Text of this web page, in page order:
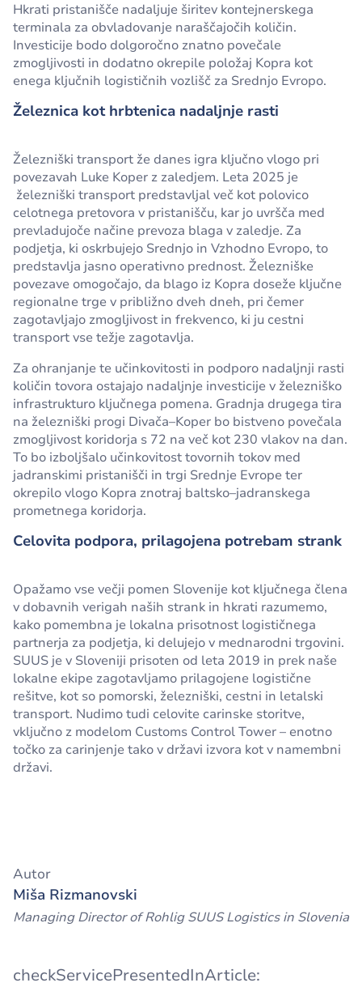
Hkrati pristanišče nadaljuje širitev kontejnerskega
terminala za obvladovanje naraščajočih količin.
Investicije bodo dolgoročno znatno povečale
zmogljivosti in dodatno okrepile položaj Kopra kot
enega ključnih logističnih vozlišč za Srednjo Evropo.
Železnica kot hrbtenica nadaljnje rasti
Železniški transport že danes igra ključno vlogo pri
povezavah Luke Koper z zaledjem. Leta 2025 je
železniški transport predstavljal več kot polovico
celotnega pretovora v pristanišču, kar jo uvršča med
prevladujoče načine prevoza blaga v zaledje. Za
podjetja, ki oskrbujejo Srednjo in Vzhodno Evropo, to
predstavlja jasno operativno prednost. Železniške
povezave omogočajo, da blago iz Kopra doseže ključne
regionalne trge v približno dveh dneh, pri čemer
zagotavljajo zmogljivost in frekvenco, ki ju cestni
transport vse težje zagotavlja.
Za ohranjanje te učinkovitosti in podporo nadaljnji rasti
količin tovora ostajajo nadaljnje investicije v železniško
infrastrukturo ključnega pomena. Gradnja drugega tira
na železniški progi Divača–Koper bo bistveno povečala
zmogljivost koridorja s 72 na več kot 230 vlakov na dan.
To bo izboljšalo učinkovitost tovornih tokov med
jadranskimi pristanišči in trgi Srednje Evrope ter
okrepilo vlogo Kopra znotraj baltsko–jadranskega
prometnega koridorja.
Celovita podpora, prilagojena potrebam strank
Opažamo vse večji pomen Slovenije kot ključnega člena
v dobavnih verigah naših strank in hkrati razumemo,
kako pomembna je lokalna prisotnost logističnega
partnerja za podjetja, ki delujejo v mednarodni trgovini.
SUUS je v Sloveniji prisoten od leta 2019 in prek naše
lokalne ekipe zagotavljamo prilagojene logistične
rešitve, kot so pomorski, železniški, cestni in letalski
transport. Nudimo tudi celovite carinske storitve,
vključno z modelom Customs Control Tower – enotno
točko za carinjenje tako v državi izvora kot v namembni
državi.
Autor
Miša Rizmanovski
Managing Director of Rohlig SUUS Logistics in Slovenia
checkServicePresentedInArticle: